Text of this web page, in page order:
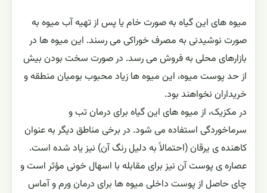
میوه های این گیاه به صورت خام یا پس از تهیه آب میوه به
صورت نوشیدنی به مصرف خوراکی می رسند. این میوه ها در
بازارهای محلی به فروش می رسد. در صورت سخت بودن بیش
از حد پوست میوه، این میوه ها زیاد محبوب بومیان منطقه و
خریداران نخواهند بود.
در مکزیک، از میوه های این گیاه برای درمان تب و
سرماخوردگی استفاده می شود. در برخی مناطق دیگر به عنوان
کاهنده ی یرقان (احتمالاً به دلیل رنگ آن) نیز یاد شده است.
عصاره ی پوست آن نیز برای مقابله با اسهال خونی مؤثر است و
چای حاصل از پوست داخلی میوه ها برای درمان ورم و آماس